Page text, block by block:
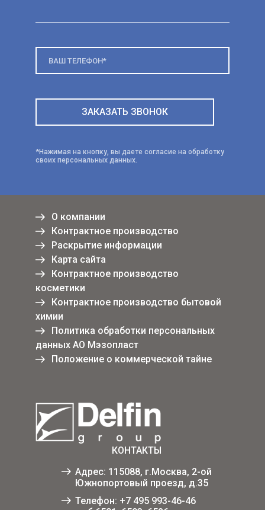
*Нажимая на кнопку, вы даете согласие на обработку
своих персональных данных.
О компании
Контрактное производство
Раскрытие информации
Карта сайта
Контрактное производство
косметики
Контрактное производство бытовой
химии
Политика обработки персональных
данных АО Мэзопласт
Положение о коммерческой тайне
КОНТАКТЫ
Адрес: 115088, г.Москва, 2-ой
Южнопортовый проезд, д.35
Телефон: +7 495 993-46-46